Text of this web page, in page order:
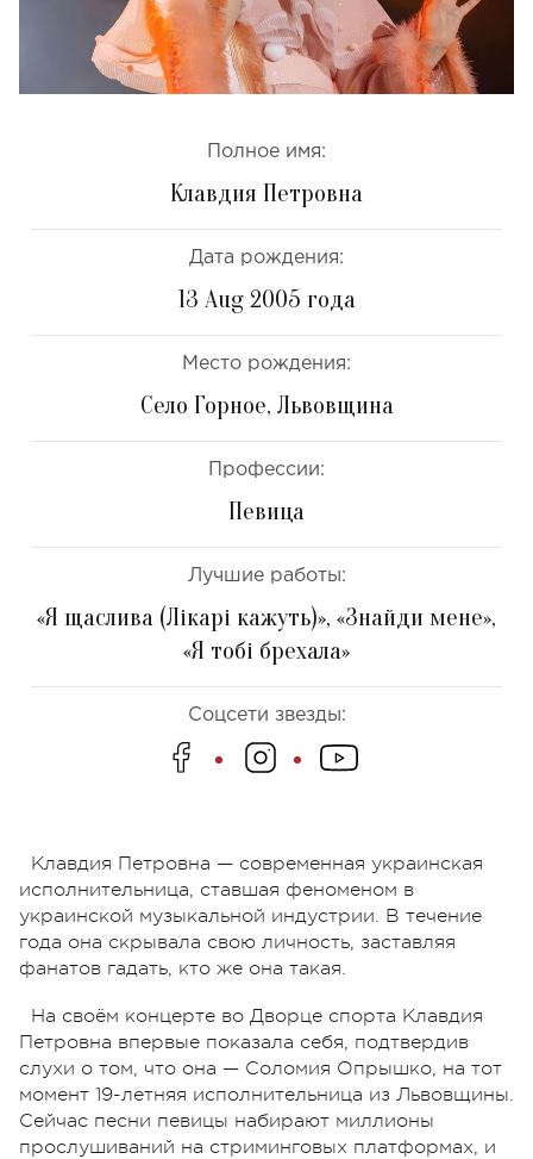
Полное имя:
Клавдия Петровна
Дата рождения:
13 Aug 2005 года
Место рождения:
Село Горное, Львовщина
Профессии:
Певица
Лучшие работы:
«Я щаслива (Лікарі кажуть)», «Знайди мене»,
«Я тобі брехала»
Соцсети звезды:
Клавдия Петровна — современная украинская
исполнительница, ставшая феноменом в
украинской музыкальной индустрии. В течение
года она скрывала свою личность, заставляя
фанатов гадать, кто же она такая.
На своём концерте во Дворце спорта Клавдия
Петровна впервые показала себя, подтвердив
слухи о том, что она — Соломия Опрышко, на тот
момент 19-летняя исполнительница из Львовщины.
Сейчас песни певицы набирают миллионы
прослушиваний на стриминговых платформах, и